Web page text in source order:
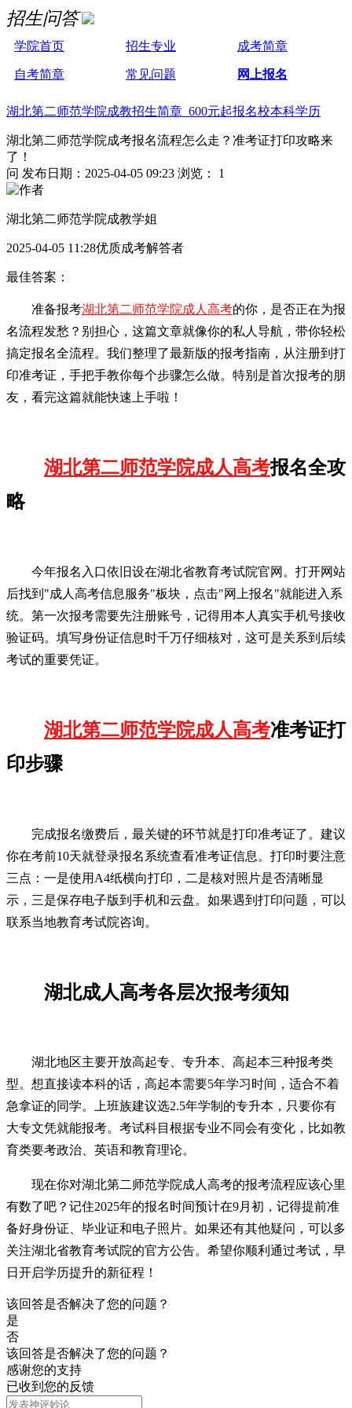
招生问答
学院首页 招生专业 成考简章
自考简章 常见问题 网上报名
湖北第二师范学院成教招生简章 600元起报名校本科学历
湖北第二师范学院成考报名流程怎么走？准考证打印攻略来
了！
问 发布日期：2025-04-05 09:23 浏览： 1
湖北第二师范学院成教学姐
2025-04-05 11:28优质成考解答者
最佳答案：
准备报考湖北第二师范学院成人高考的你，是否正在为报
名流程发愁？别担心，这篇文章就像你的私人导航，带你轻松
搞定报名全流程。我们整理了最新版的报考指南，从注册到打
印准考证，手把手教你每个步骤怎么做。特别是首次报考的朋
友，看完这篇就能快速上手啦！
湖北第二师范学院成人高考报名全攻
略
今年报名入口依旧设在湖北省教育考试院官网。打开网站
后找到"成人高考信息服务"板块，点击"网上报名"就能进入系
统。第一次报考需要先注册账号，记得用本人真实手机号接收
验证码。填写身份证信息时千万仔细核对，这可是关系到后续
考试的重要凭证。
湖北第二师范学院成人高考准考证打
印步骤
完成报名缴费后，最关键的环节就是打印准考证了。建议
你在考前10天就登录报名系统查看准考证信息。打印时要注意
三点：一是使用A4纸横向打印，二是核对照片是否清晰显
示，三是保存电子版到手机和云盘。如果遇到打印问题，可以
联系当地教育考试院咨询。
湖北成人高考各层次报考须知
湖北地区主要开放高起专、专升本、高起本三种报考类
型。想直接读本科的话，高起本需要5年学习时间，适合不着
急拿证的同学。上班族建议选2.5年学制的专升本，只要你有
大专文凭就能报考。考试科目根据专业不同会有变化，比如教
育类要考政治、英语和教育理论。
现在你对湖北第二师范学院成人高考的报考流程应该心里
有数了吧？记住2025年的报名时间预计在9月初，记得提前准
备好身份证、毕业证和电子照片。如果还有其他疑问，可以多
关注湖北省教育考试院的官方公告。希望你顺利通过考试，早
日开启学历提升的新征程！
该回答是否解决了您的问题？
是
否
该回答是否解决了您的问题？
感谢您的支持
已收到您的反馈